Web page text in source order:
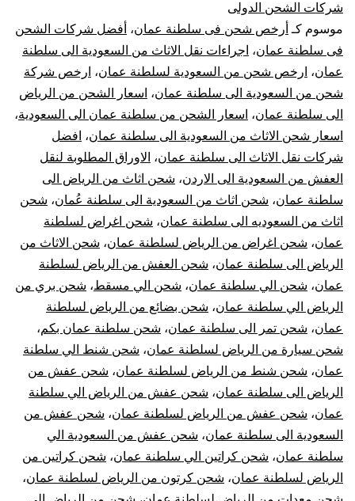
الي
سلطنة
عمان
|
نقل
عفش
لسلطنة
عمان
شركات الشحن الدولى
موسوم كـ أرخص شحن فى سلطنة عمان، أفضل شركات الشحن
فى سلطنة عمان، اجراءات نقل الاثاث من السعودية الى سلطنة
عمان، ارخص شحن من السعودية لسلطنة عمان، ارخص شركة
شحن من السعودية الى سلطنة عمان، اسعار الشحن من الرياض
الى سلطنة عمان، اسعار الشحن من سلطنة عمان الى السعودية،
اسعار شحن الاثاث من السعودية الى سلطنة عمان، افضل
شركات نقل الاثاث الى سلطنة عمان، الاوراق المطلوبة لنقل
العفش من السعودية الى الاردن، شحن اثاث من الرياض الى
سلطنة عمان، شحن اثاث من السعودية الى سلطنة عُمان، شحن
اثاث من السعوديه الى سلطنة عمان، شحن اغراض لسلطنة
عمان، شحن اغراض من الرياض لسلطنة عمان، شحن الاثاث من
الرياض الى سلطنة عمان، شحن العفش من الرياض لسلطنة
عمان، شحن الي سلطنة عمان، شحن الي مسقط، شحن بري من
الرياض الي سلطنة عمان، شحن بضائع من الرياض لسلطنة
عمان، شحن تمر الى سلطنة عمان، شحن سلطنة عمان بكم،
شحن سيارة من الرياض لسلطنة عمان، شحن شنط الي سلطنة
عمان، شحن شنط من الرياض لسلطنة عمان، شحن عفش من
الرياض الى سلطنة عمان، شحن عفش من الرياض الي سلطنة
عمان، شحن عفش من الرياض لسلطنة عمان، شحن عفش من
السعودية الى سلطنة عمان، شحن عفش من السعودية الي
سلطنة عمان، شحن كراتين الي سلطنة عمان، شحن كراتين من
الرياض لسلطنة عمان، شحن كرتون من الرياض لسلطنة عمان،